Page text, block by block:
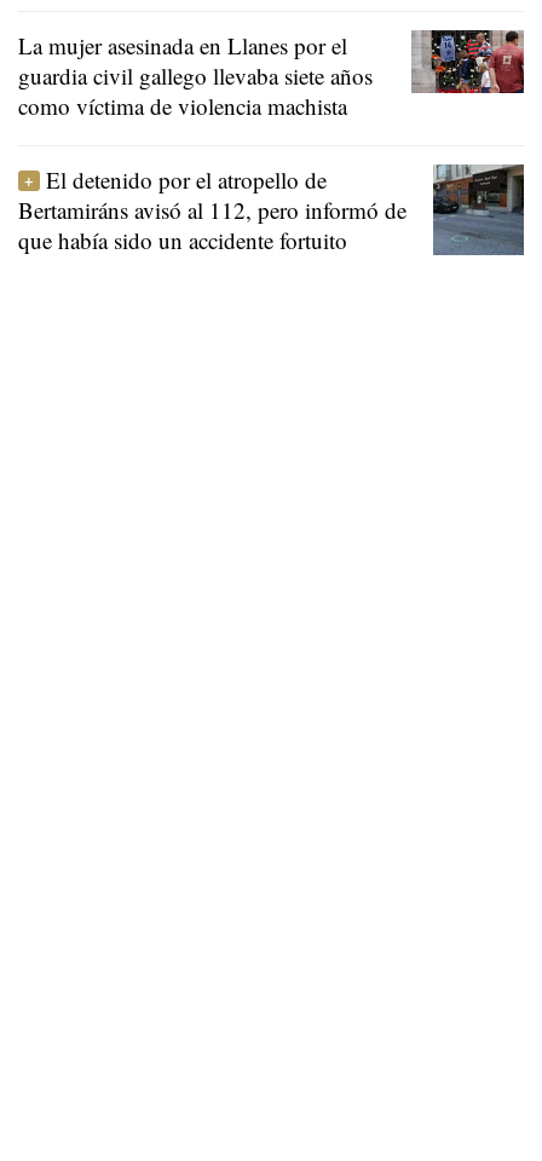
La mujer asesinada en Llanes por el
guardia civil gallego llevaba siete años
como víctima de violencia machista
El detenido por el atropello de
Bertamiráns avisó al 112, pero informó de
que había sido un accidente fortuito